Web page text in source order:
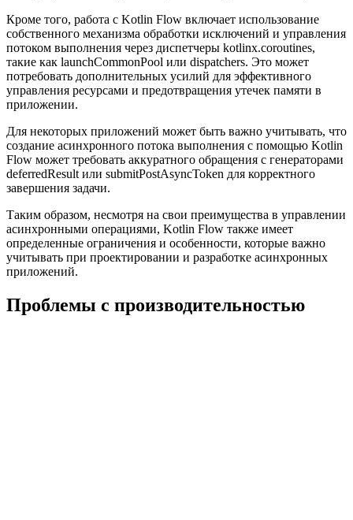
Кроме того, работа с Kotlin Flow включает использование
собственного механизма обработки исключений и управления
потоком выполнения через диспетчеры kotlinx.coroutines,
такие как launchCommonPool или dispatchers. Это может
потребовать дополнительных усилий для эффективного
управления ресурсами и предотвращения утечек памяти в
приложении.
Для некоторых приложений может быть важно учитывать, что
создание асинхронного потока выполнения с помощью Kotlin
Flow может требовать аккуратного обращения с генераторами
deferredResult или submitPostAsyncToken для корректного
завершения задачи.
Таким образом, несмотря на свои преимущества в управлении
асинхронными операциями, Kotlin Flow также имеет
определенные ограничения и особенности, которые важно
учитывать при проектировании и разработке асинхронных
приложений.
Проблемы с производительностью